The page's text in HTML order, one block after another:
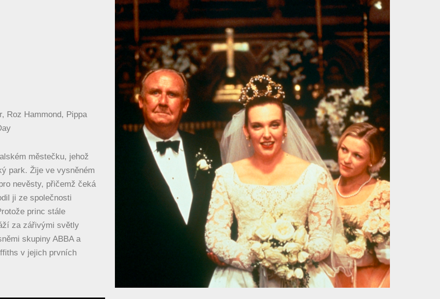
Roz Hammond, Pippa
městečku, jehož
park. Žije ve vysněném
nevěsty, přičemž čeká
ji ze společnosti
princ stále
za zářivými světly
skupiny ABBA a
v jejich prvních